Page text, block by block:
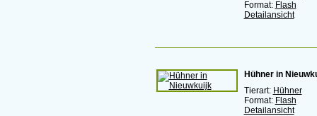
Format: Flash
Detailansicht
Hühner in
Tierart: Hühner
Format: Flash
Detailansicht